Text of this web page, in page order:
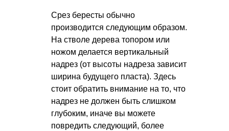
Срез бересты обычно
производится следующим образом.
На стволе дерева топором или
ножом делается вертикальный
надрез (от высоты надреза зависит
ширина будущего пласта). Здесь
стоит обратить внимание на то, что
надрез не должен быть слишком
глубоким, иначе вы можете
повредить следующий, более